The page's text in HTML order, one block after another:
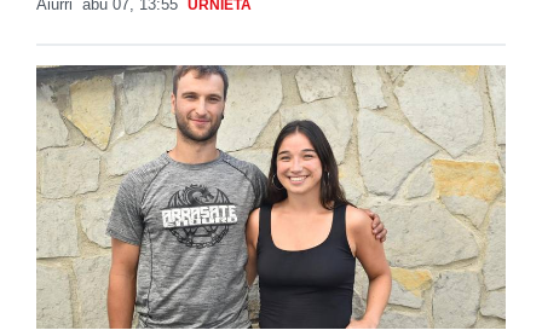
Aiurri abu 07, 13:55 URNIETA